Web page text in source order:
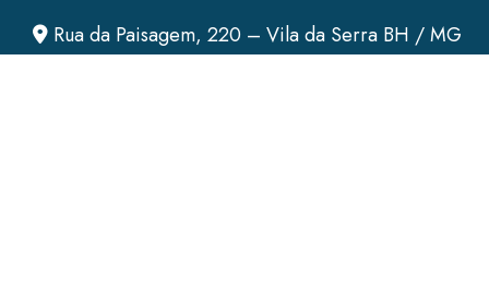
Rua da Paisagem, 220 – Vila da Serra BH / MG